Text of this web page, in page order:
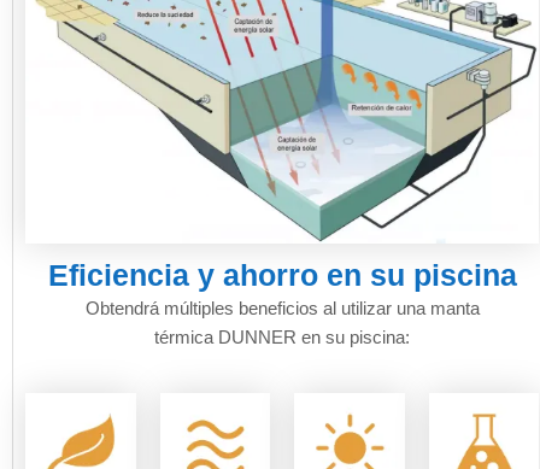
Eficiencia y ahorro en su piscina
Obtendrá múltiples beneficios al utilizar una manta
térmica DUNNER en su piscina: